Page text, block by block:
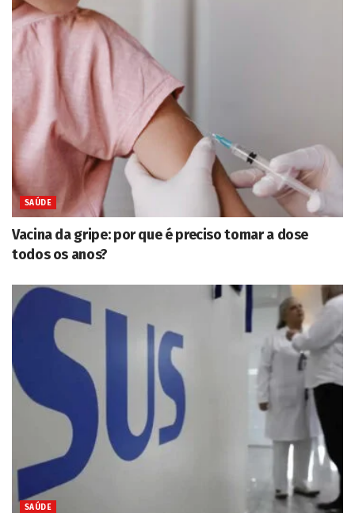
SAÚDE
Vacina da gripe: por que é preciso tomar a dose
todos os anos?
SAÚDE